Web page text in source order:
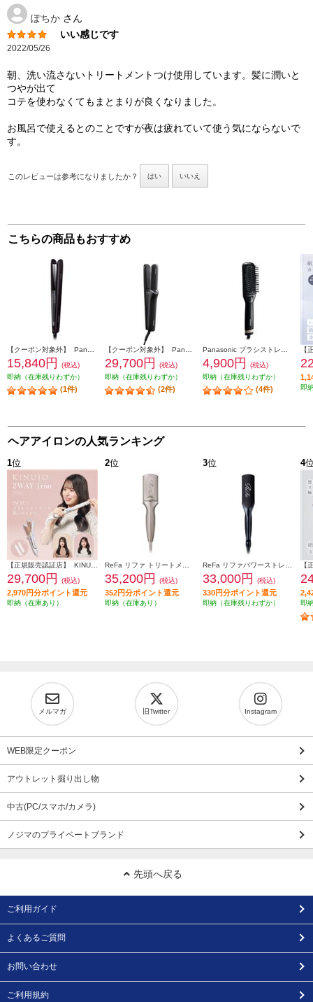
ぽちか さん
いい感じです
2022/05/26
朝、洗い流さないトリートメントつけ使用しています。髪に潤いと
つやが出て
コテを使わなくてもまとまりが良くなりました。
お風呂で使えるとのことですが夜は疲れていて使う気にならないで
す。
このレビューは参考になりましたか？ はい いいえ
こちらの商品もおすすめ
15,840円
(税込)
即納（在庫残りわずか）
(1件)
29,700円
(税込)
即納（在庫残りわずか）
(2件)
4,900円
(税込)
即納（在庫残りわずか）
(4件) 即
ヘアアイロンの人気ランキング
1位
29,700円 (税込)
2,970円分ポイント還元
即納（在庫あり）
2位
35,200円 (税込)
352円分ポイント還元
即納（在庫あり）
3位
33,000円 (税込)
330円分ポイント還元
即納（在庫残りわずか）
4
即
メルマガ 旧Twitter Instagram
WEB限定クーポン
アウトレット掘り出し物
中古(PC/スマホ/カメラ)
ノジマのプライベートブランド
先頭へ戻る
ご利用ガイド
よくあるご質問
お問い合わせ
ご利用規約